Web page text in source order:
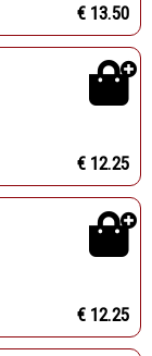
€ 13.50
€ 12.25
€ 12.25